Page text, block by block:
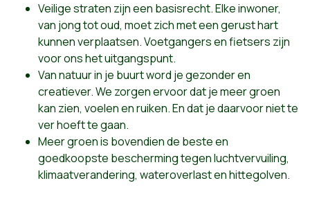
Veilige straten zijn een basisrecht. Elke inwoner,
van jong tot oud, moet zich met een gerust hart
kunnen verplaatsen. Voetgangers en fietsers zijn
voor ons het uitgangspunt.
Van natuur in je buurt word je gezonder en
creatiever. We zorgen ervoor dat je meer groen
kan zien, voelen en ruiken. En dat je daarvoor niet te
ver hoeft te gaan.
Meer groen is bovendien de beste en
goedkoopste bescherming tegen luchtvervuiling,
klimaatverandering, wateroverlast en hittegolven.